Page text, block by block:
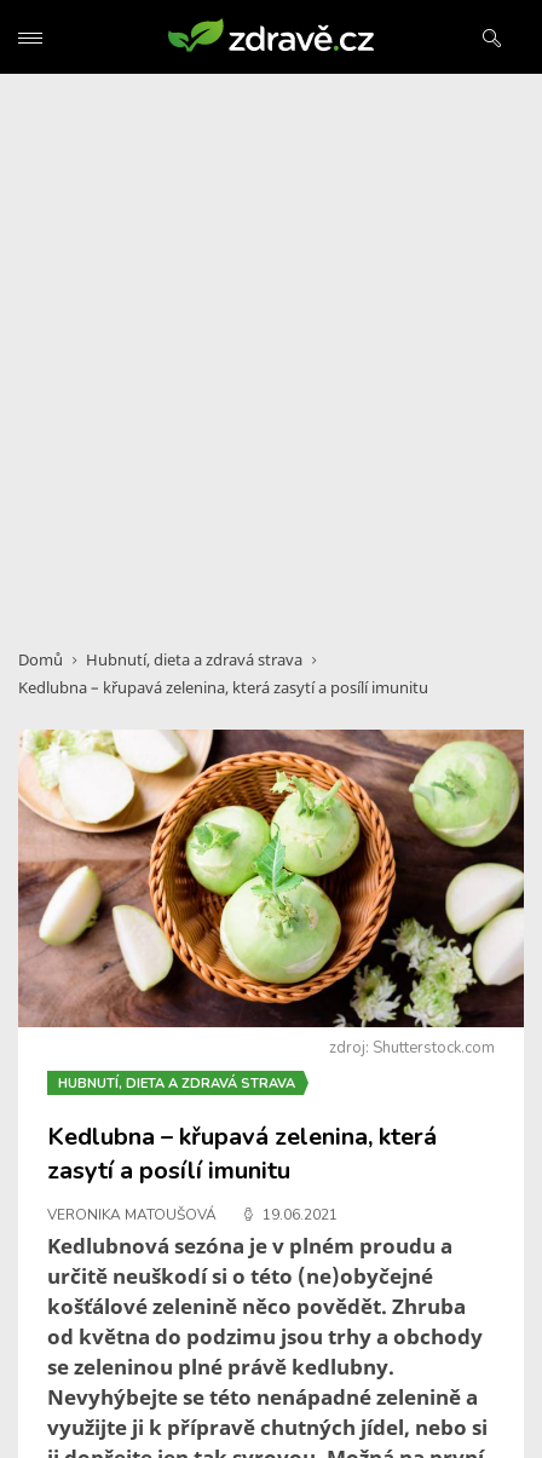
Domů
Hubnutí, dieta a zdravá strava
Kedlubna – křupavá zelenina, která zasytí a posílí imunitu
zdroj: Shutterstock.com
HUBNUTÍ, DIETA A ZDRAVÁ STRAVA
Kedlubna – křupavá zelenina, která
zasytí a posílí imunitu
VERONIKA MATOUŠOVÁ 19.06.2021
Kedlubnová sezóna je v plném proudu a
určitě neuškodí si o této (ne)obyčejné
košťálové zelenině něco povědět. Zhruba
od května do podzimu jsou trhy a obchody
se zeleninou plné právě kedlubny.
Nevyhýbejte se této nenápadné zelenině a
využijte ji k přípravě chutných jídel, nebo si